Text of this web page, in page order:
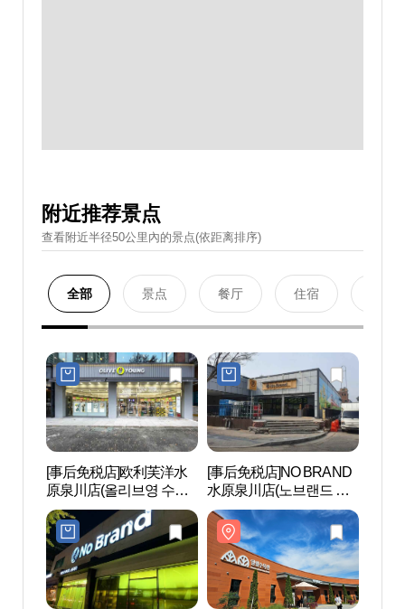
附近推荐景点
查看附近半径50公里內的景点(依距离排序)
全部 景点 餐厅 住宿
[事后免税店]欧利芙洋水
原泉川店(올리브영 수원
천천점)
[事后免税店]NO BRAND
水原泉川店(노브랜드 수
원천천점)